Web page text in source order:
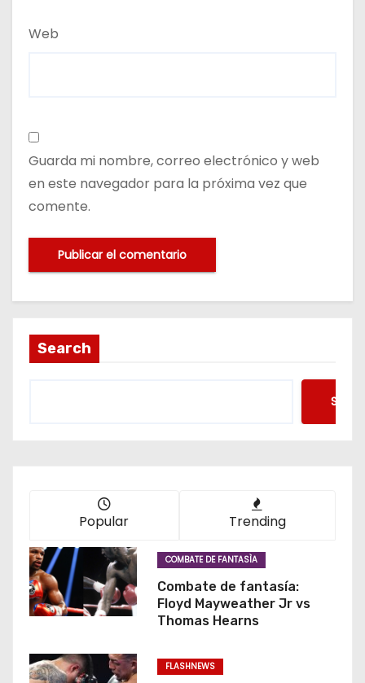
Web
Guarda mi nombre, correo electrónico y web
en este navegador para la próxima vez que
comente.
Search
Popular Trending
COMBATE DE FANTASÌA
Combate de fantasía:
Floyd Mayweather Jr vs
Thomas Hearns
FLASHNEWS